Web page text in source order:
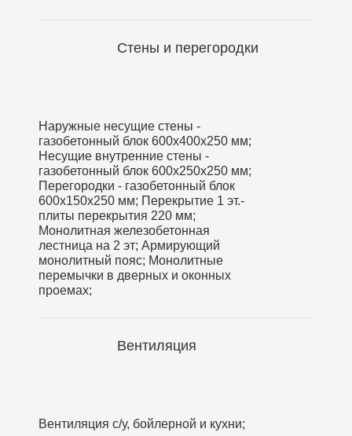
Стены и перегородки
Наружные несущие стены -
газобетонный блок 600х400х250 мм;
Несущие внутренние стены -
газобетонный блок 600х250х250 мм;
Перегородки - газобетонный блок
600х150х250 мм; Перекрытие 1 эт.-
плиты перекрытия 220 мм;
Монолитная железобетонная
лестница на 2 эт; Армирующий
монолитный пояс; Монолитные
перемычки в дверных и оконных
проемах;
Вентиляция
Вентиляция с/у, бойлерной и кухни;